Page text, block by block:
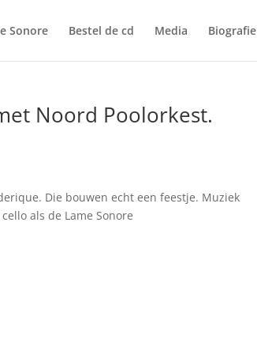
Sonore Bestel de cd Media Biografie
Noord Poolorkest.
Die bouwen echt een feestje. Muziek
als de Lame Sonore